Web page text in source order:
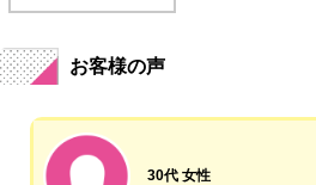
お客様の声
30代 女性